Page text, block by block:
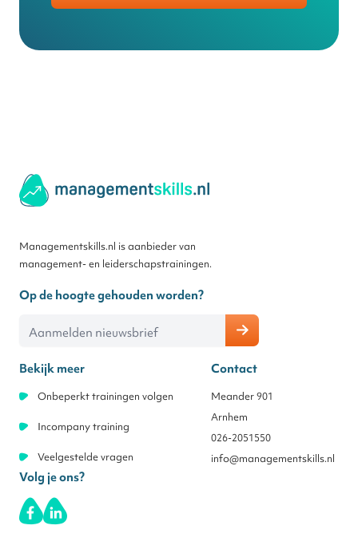
Bekijk meer
Onbeperkt trainingen volgen
Incompany training
Veelgestelde vragen
Contact
Meander 901
Arnhem
026-2051550
info@managementskills.nl
Volg je ons?
Managementskills.nl is aanbieder van
management- en leiderschapstrainingen.
Op de hoogte gehouden worden?